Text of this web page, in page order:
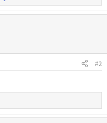
#2